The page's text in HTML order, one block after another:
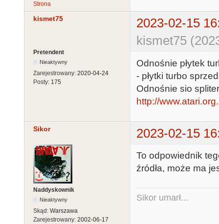
Strona
kismet75
2023-02-15
kismet75
Pretendent
Nieaktywny
Zarejestrowany: 2020-04-24
Posty: 175
Odnośnie płytek
- płytki turbo
Odnośnie sio
http://
Sikor 2023-02-15
Naddyskownik
Nieaktywny
Skąd: Warszawa
Zarejestrowany: 2002-06-17
To odpowiednik
źródła, może ma
Sikor umarł...